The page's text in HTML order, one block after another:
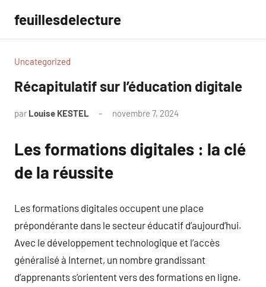
contenu
feuillesdelecture
Uncategorized
Récapitulatif sur l’éducation digitale
par Louise KESTEL novembre 7, 2024
Les formations digitales : la clé
de la réussite
Les formations digitales occupent une place
prépondérante dans le secteur éducatif d’aujourd’hui.
Avec le développement technologique et l’accès
généralisé à Internet, un nombre grandissant
d’apprenants s’orientent vers des formations en ligne.